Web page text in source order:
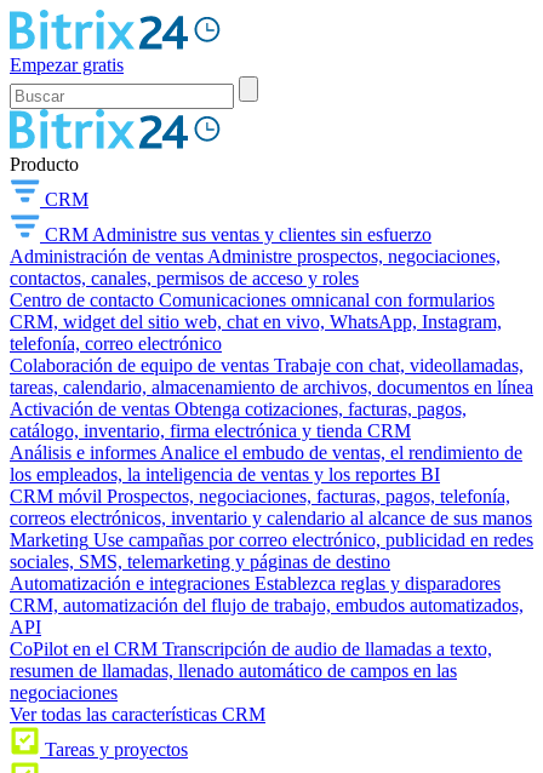
Empezar gratis
Producto
CRM
CRM Administre sus ventas y clientes sin esfuerzo
Administración de ventas Administre prospectos, negociaciones,
contactos, canales, permisos de acceso y roles
Centro de contacto Comunicaciones omnicanal con formularios
CRM, widget del sitio web, chat en vivo, WhatsApp, Instagram,
telefonía, correo electrónico
Colaboración de equipo de ventas Trabaje con chat, videollamadas,
tareas, calendario, almacenamiento de archivos, documentos en línea
Activación de ventas Obtenga cotizaciones, facturas, pagos,
catálogo, inventario, firma electrónica y tienda CRM
Análisis e informes Analice el embudo de ventas, el rendimiento de
los empleados, la inteligencia de ventas y los reportes BI
CRM móvil Prospectos, negociaciones, facturas, pagos, telefonía,
correos electrónicos, inventario y calendario al alcance de sus manos
Marketing Use campañas por correo electrónico, publicidad en redes
sociales, SMS, telemarketing y páginas de destino
Automatización e integraciones Establezca reglas y disparadores
CRM, automatización del flujo de trabajo, embudos automatizados,
API
CoPilot en el CRM Transcripción de audio de llamadas a texto,
resumen de llamadas, llenado automático de campos en las
negociaciones
Ver todas las características CRM
Tareas y proyectos